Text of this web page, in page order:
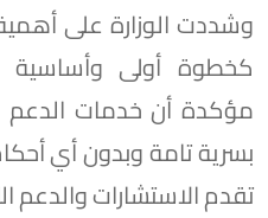
وشددت الوزارة على
كخطوة أولى وأساسية
مؤكدة أن خدمات الدعم
بسرية تامة وبدون أي
تقدم الاستشارات والدعم